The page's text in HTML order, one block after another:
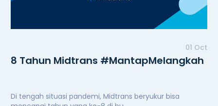
01 Oct
8 Tahun Midtrans #MantapMelangkah
Di tengah situasi pandemi, Midtrans beryukur bisa